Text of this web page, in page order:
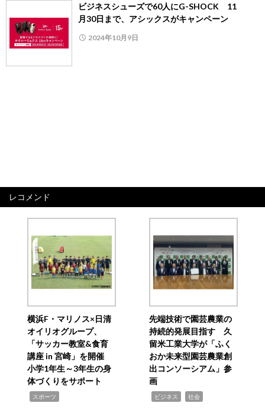
ビジネスシューズで60人にG-SHOCK 11
月30日まで、アシックスがキャンペーン
2024年10月9日
レコメンド
横浜F・マリノス×日清
オイリオグループ、
「サッカー教室&食育
講座 in 宮崎」を開催
小学1年生～3年生の身
体づくりをサポート
スポーツ
先端技術で園芸農業の
持続的発展目指す 久
留米工業大学が「ふく
おか未来型園芸農業創
出コンソーシアム」参
画
ビジネス 社会